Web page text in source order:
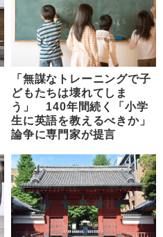
「無謀なトレーニングで子
どもたちは壊れてしま
う」 140年間続く「小学
生に英語を教えるべきか」
論争に専門家が提言